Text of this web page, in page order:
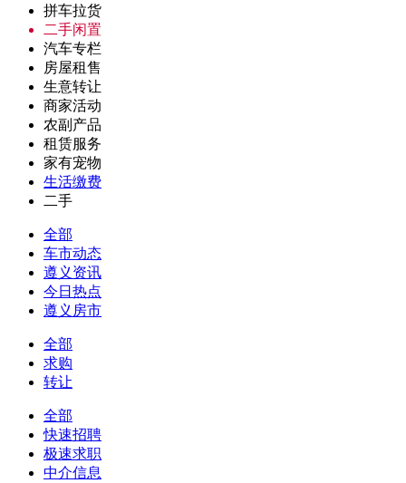
拼车拉货
二手闲置
汽车专栏
房屋租售
生意转让
商家活动
农副产品
租赁服务
家有宠物
生活缴费
二手
全部
车市动态
遵义资讯
今日热点
遵义房市
全部
求购
转让
全部
快速招聘
极速求职
中介信息